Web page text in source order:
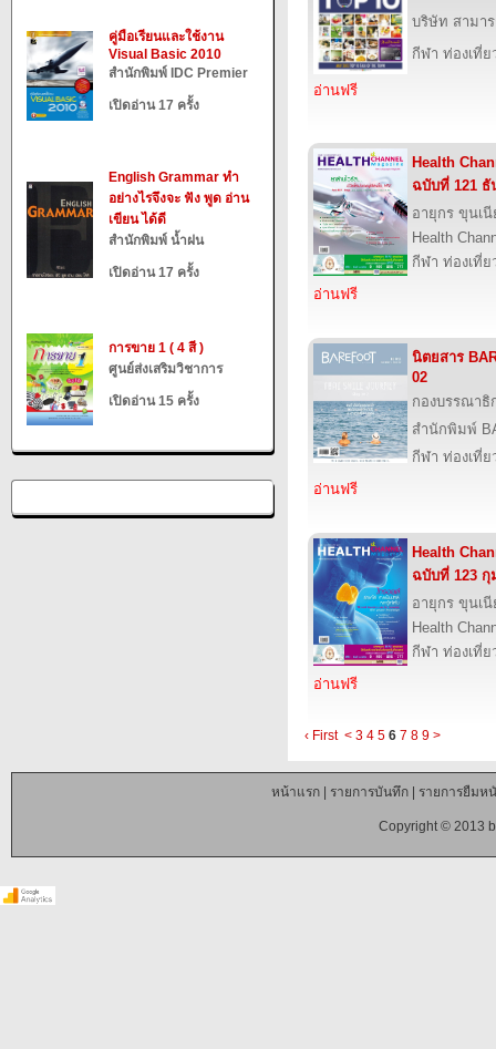
คู่มือเรียนและใช้งาน
Visual Basic 2010
สำนักพิมพ์ IDC Premier
เปิดอ่าน 17 ครั้ง
English Grammar ทำ
อย่างไรจึงจะ ฟัง พูด อ่าน
เขียน ได้ดี
สำนักพิมพ์ น้ำฝน
เปิดอ่าน 17 ครั้ง
การขาย 1 ( 4 สี )
ศูนย์ส่งเสริมวิชาการ
เปิดอ่าน 15 ครั้ง
บริษัท สามา
กีฬา ท่องเที่
อ่านฟรี
Health
ฉบับที่ 121 ธั
อายุกร ขุนเ
Health
กีฬา ท่องเที่
อ่านฟรี
นิตยสาร
02
กองบรรณาธิ
สำนักพิมพ์
กีฬา ท่องเที่
อ่านฟรี
Health
ฉบับที่ 123 กุ
อายุกร ขุนเ
Health
กีฬา ท่องเที่
อ่านฟรี
‹ First < 3 4 5 6 7 8 9 >
หน้าแรก| รายการบันทึก| รายการยืมห
Copyright © 2013